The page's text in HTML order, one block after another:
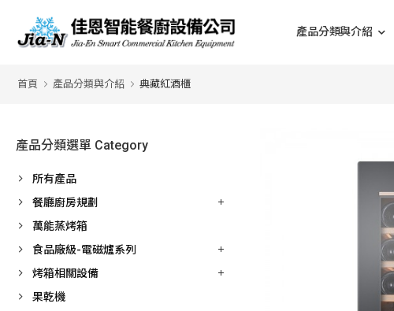
產品分類與介紹
首頁 產品分類與介紹 典藏紅酒櫃
產品分類選單 Category
所有產品
餐廳廚房規劃
萬能蒸烤箱
食品廠級-電磁爐系列
烤箱相關設備
果乾機